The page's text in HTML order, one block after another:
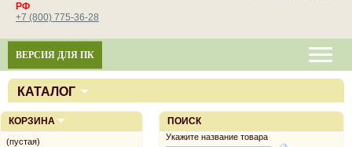
РФ
+7 (800) 775-36-28
ВЕРСИЯ ДЛЯ ПК
КАТАЛОГ
ПОИСК
Укажите название товара
КОРЗИНА
(пустая)